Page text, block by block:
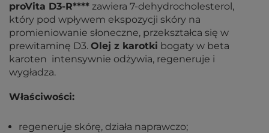
proVita D3-R**** zawiera 7-dehydrocholesterol,
który pod wpływem ekspozycji skóry na
promieniowanie słoneczne, przekształca się w
prewitaminę D3. Olej z karotki bogaty w beta
karoten intensywnie odżywia, regeneruje i
wygładza.
Właściwości:
regeneruje skórę, działa naprawczo;